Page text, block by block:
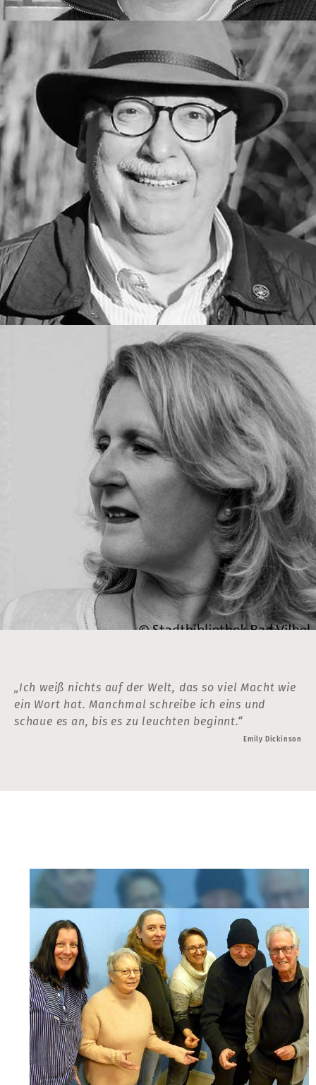
„Ich weiß nichts auf der Welt, das so viel Macht wie
ein Wort hat. Manchmal schreibe ich eins und
schaue es an, bis es zu leuchten beginnt.“
Emily Dickinson